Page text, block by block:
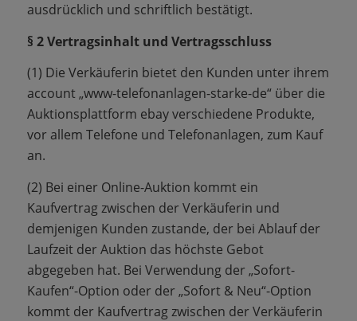
ausdrücklich und schriftlich bestätigt.
§ 2 Vertragsinhalt und Vertragsschluss
(1) Die Verkäuferin bietet den Kunden unter ihrem
account „www-telefonanlagen-starke-de“ über die
Auktionsplattform ebay verschiedene Produkte,
vor allem Telefone und Telefonanlagen, zum Kauf
an.
(2) Bei einer Online-Auktion kommt ein
Kaufvertrag zwischen der Verkäuferin und
demjenigen Kunden zustande, der bei Ablauf der
Laufzeit der Auktion das höchste Gebot
abgegeben hat. Bei Verwendung der „Sofort-
Kaufen“-Option oder der „Sofort & Neu“-Option
kommt der Kaufvertrag zwischen der Verkäuferin